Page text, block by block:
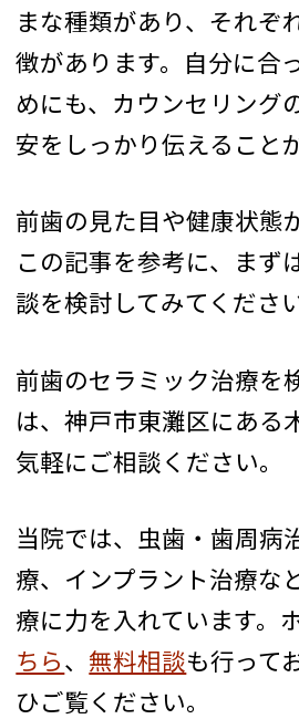
まな種類があり、それぞ
徴があります。自分に合
めにも、カウンセリング
安をしっかり伝えること
前歯の見た目や健康状態
この記事を参考に、まず
談を検討してみてください
前歯のセラミック治療を
は、神戸市東灘区にある
気軽にご相談ください。
当院では、虫歯・歯周病
療、インプラント治療な
療に力を入れています。
ちら、 無料相談も行って
ひご覧ください。